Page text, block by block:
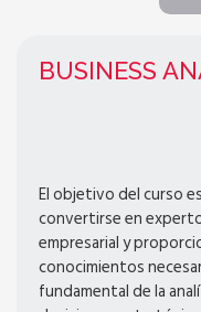
BUSINESS
El objetivo del curso
convertirse en
empresarial y
conocimientos
fundamental de la